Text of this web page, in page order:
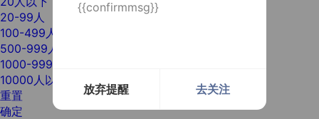
{{confirmmsg}}
放弃提醒 去关注
20-99人
100-499人
500-999人
1000-9999人
10000人以上
重置
确定